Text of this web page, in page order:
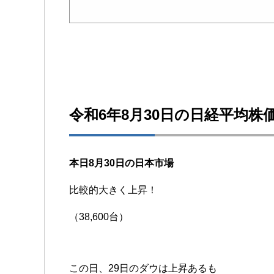
令和6年8月30日の日経平均株
本日8月30日の日本市場
比較的大きく上昇！
（38,600台）
この日、29日のダウは上昇あるも